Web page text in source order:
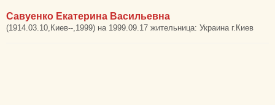
Савуенко Екатерина Васильевна
(1914.03.10,Киев--,1999) на 1999.09.17 жительница: Украина г.Киев